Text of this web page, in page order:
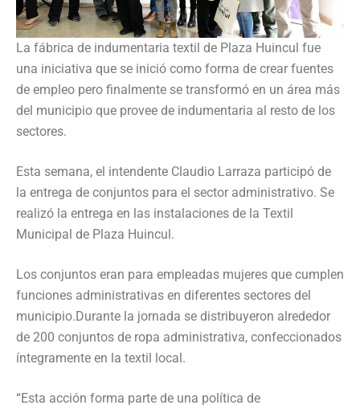
La fábrica de indumentaria textil de Plaza Huincul fue
una iniciativa que se inició como forma de crear fuentes
de empleo pero finalmente se transformó en un área más
del municipio que provee de indumentaria al resto de los
sectores.
Esta semana, el intendente Claudio Larraza participó de
la entrega de conjuntos para el sector administrativo. Se
realizó la entrega en las instalaciones de la Textil
Municipal de Plaza Huincul.
Los conjuntos eran para empleadas mujeres que cumplen
funciones administrativas en diferentes sectores del
municipio.Durante la jornada se distribuyeron alrededor
de 200 conjuntos de ropa administrativa, confeccionados
íntegramente en la textil local.
“Esta acción forma parte de una política de